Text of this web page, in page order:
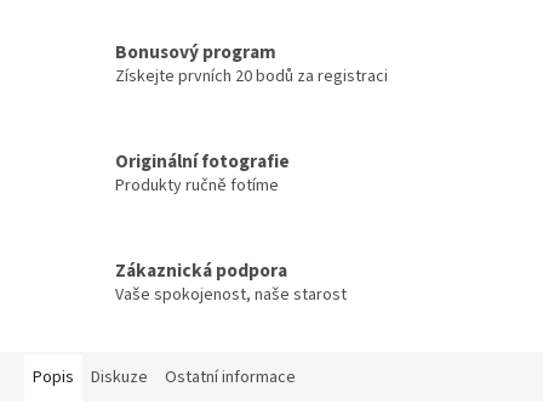
Bonusový program
Získejte prvních 20 bodů za registraci
Originální fotografie
Produkty ručně fotíme
Zákaznická podpora
Vaše spokojenost, naše starost
Popis Diskuze Ostatní informace